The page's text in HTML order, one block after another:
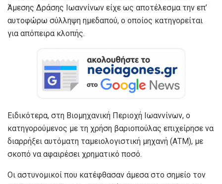
Άμεσης Δράσης Ιωαννίνων είχε ως αποτέλεσμα την επ’
αυτοφώρω σύλληψη ημεδαπού, ο οποίος κατηγορείται
για απόπειρα κλοπής.
Ειδικότερα, στη Βιομηχανική Περιοχή Ιωαννίνων, ο
κατηγορούμενος με τη χρήση βαριοπούλας επιχείρησε να
διαρρήξει αυτόματη ταμειολογιστική μηχανή (ΑΤΜ), με
σκοπό να αφαιρέσει χρηματικό ποσό.
Οι αστυνομικοί που κατέφθασαν άμεσα στο σημείο τον